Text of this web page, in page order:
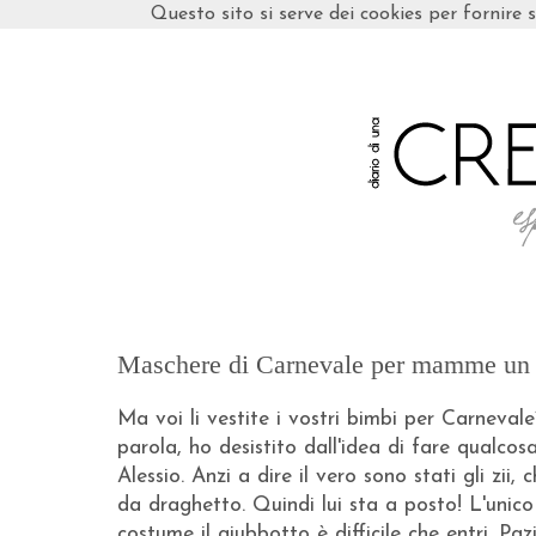
Maschere di Carnevale per mamme
Ma voi li vestite i vostri bimbi per
parola, ho desistito dall'idea di fare
Alessio. Anzi a dire il vero sono stati gli zii,
da draghetto. Quindi lui sta a posto!
Questo sito si serve dei cookies per fornire